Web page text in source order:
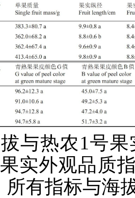
与热农1号
实外观品质
所有指标与海